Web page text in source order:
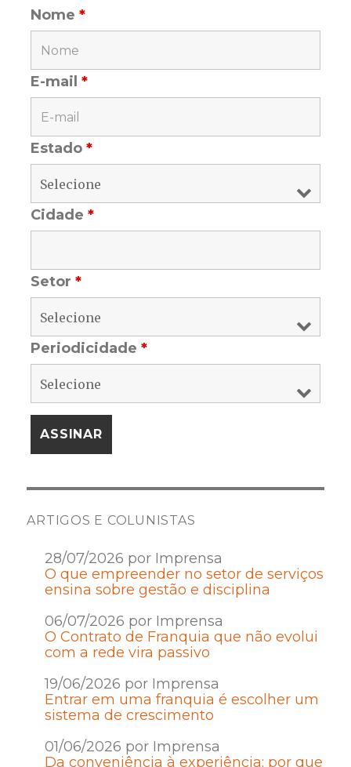
Nome*
E-mail*
Estado*
Cidade*
Setor*
Periodicidade*
ARTIGOS E COLUNISTAS
28/07/2026 por Imprensa
O que empreender no setor de serviços
ensina sobre gestão e disciplina
06/07/2026 por Imprensa
O Contrato de Franquia que não evolui
com a rede vira passivo
19/06/2026 por Imprensa
Entrar em uma franquia é escolher um
sistema de crescimento
01/06/2026 por Imprensa
Da conveniência à experiência: por que